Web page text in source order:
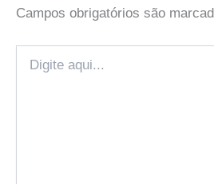
Campos obrigatórios são
aqui...